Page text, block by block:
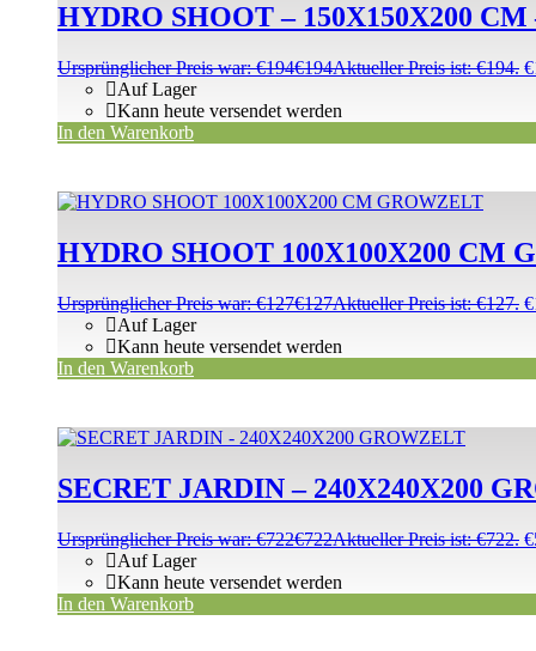
HYDRO SHOOT – 150X150X200
Ursprünglicher Preis war: €194€194Aktueller Preis ist: €194. €
Auf Lager
Kann heute versendet werden
In den Warenkorb
HYDRO SHOOT 100X100X200 CM
Ursprünglicher Preis war: €127€127Aktueller Preis ist: €127. €
Auf Lager
Kann heute versendet werden
In den Warenkorb
SECRET JARDIN – 240X240X200
Ursprünglicher Preis war: €722€722Aktueller Preis ist: €722. €
Auf Lager
Kann heute versendet werden
In den Warenkorb